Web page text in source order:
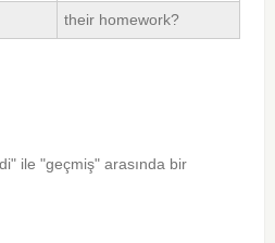
their homework?
ile "geçmiş" arasında bir